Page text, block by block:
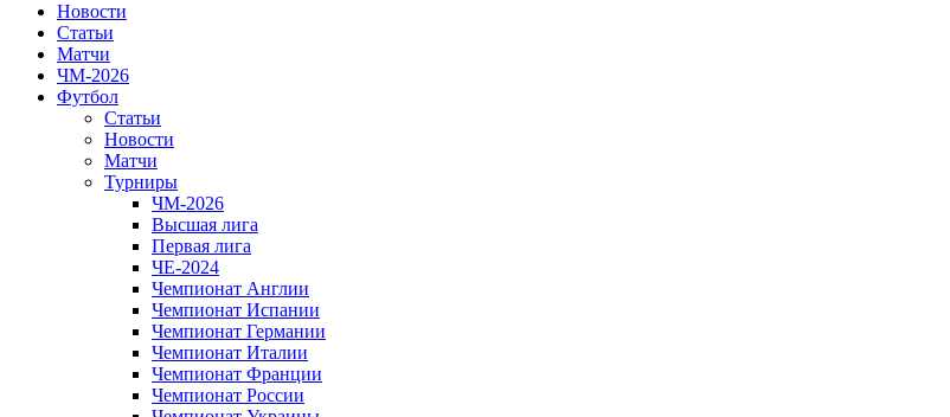
Новости
Статьи
Матчи
ЧМ-2026
Футбол
Статьи
Новости
Матчи
Турниры
ЧМ-2026
Высшая лига
Первая лига
ЧЕ-2024
Чемпионат Англии
Чемпионат Испании
Чемпионат Германии
Чемпионат Италии
Чемпионат Франции
Чемпионат России